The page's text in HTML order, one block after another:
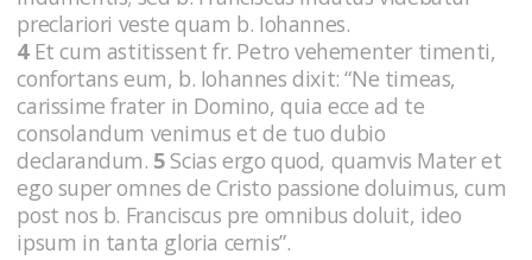
preclariori veste quam b. Iohannes.
4Et cum astitissent fr. Petro vehementer timenti,
confortans eum, b. Iohannes dixit: “Ne timeas,
carissime frater in Domino, quia ecce ad te
consolandum venimus et de tuo dubio
declarandum. 5Scias ergo quod, quamvis Mater et
ego super omnes de Cristo passione doluimus, cum
post nos b. Franciscus pre omnibus doluit, ideo
ipsum in tanta gloria cernis”.